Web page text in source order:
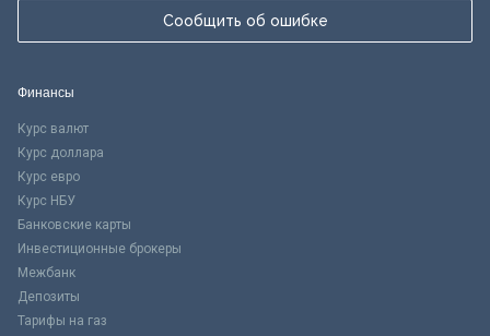
Сообщить об ошибке
Финансы
Курс валют
Курс доллара
Курс евро
Курс НБУ
Банковские карты
Инвестиционные брокеры
Межбанк
Депозиты
Тарифы на газ